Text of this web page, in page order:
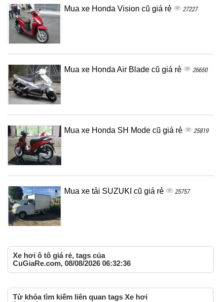
Mua xe Honda Vision cũ giá rẻ 27227
Mua xe Honda Air Blade cũ giá rẻ 26650
Mua xe Honda SH Mode cũ giá rẻ 25819
Mua xe tải SUZUKI cũ giá rẻ 25757
Xe hơi ô tô giá rẻ, tags của
CuGiaRe.com, 08/08/2026 06:32:36
Từ khóa tìm kiếm liên quan tags Xe hơi